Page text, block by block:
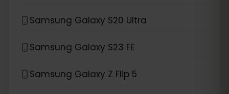
Samsung Galaxy S20 Ultra
Samsung Galaxy S23 FE
Samsung Galaxy Z Flip 5